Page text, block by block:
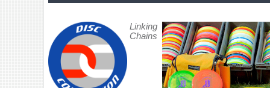
Linking
Chains